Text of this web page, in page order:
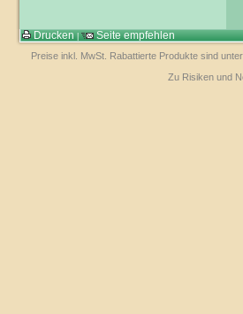
Drucken Seite empfehlen
Preise inkl. MwSt. Rabattierte Produkte sind
Zu Risiken und